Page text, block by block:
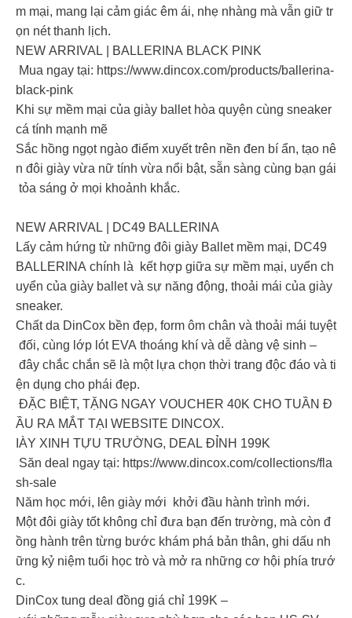
m mại, mang lại cảm giác êm ái, nhẹ nhàng mà vẫn giữ tr
ọn nét thanh lịch.
NEW ARRIVAL | BALLERINA BLACK PINK
Mua ngay tại: https://www.dincox.com/products/ballerina-
black-pink
Khi sự mềm mại của giày ballet hòa quyện cùng sneaker
cá tính mạnh mẽ
Sắc hồng ngọt ngào điểm xuyết trên nền đen bí ẩn, tạo nê
n đôi giày vừa nữ tính vừa nổi bật, sẵn sàng cùng bạn gái
tỏa sáng ở mọi khoảnh khắc.
NEW ARRIVAL | DC49 BALLERINA
Lấy cảm hứng từ những đôi giày Ballet mềm mại, DC49
BALLERINA chính là kết hợp giữa sự mềm mại, uyển ch
uyển của giày ballet và sự năng động, thoải mái của giày
sneaker.
Chất da DinCox bền đẹp, form ôm chân và thoải mái tuyệt
đối, cùng lớp lót EVA thoáng khí và dễ dàng vệ sinh –
đây chắc chắn sẽ là một lựa chọn thời trang độc đáo và ti
ện dụng cho phái đẹp.
ĐẶC BIỆT, TẶNG NGAY VOUCHER 40K CHO TUẦN Đ
ẦU RA MẮT TẠI WEBSITE DINCOX.
IÀY XINH TỰU TRƯỜNG, DEAL ĐỈNH 199K
Săn deal ngay tại: https://www.dincox.com/collections/fla
sh-sale
Năm học mới, lên giày mới khởi đầu hành trình mới.
Một đôi giày tốt không chỉ đưa bạn đến trường, mà còn đ
ồng hành trên từng bước khám phá bản thân, ghi dấu nh
ững kỷ niệm tuổi học trò và mở ra những cơ hội phía trướ
c.
DinCox tung deal đồng giá chỉ 199K –